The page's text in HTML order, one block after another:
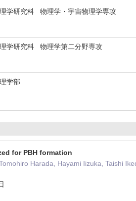
学研究科 物理学・宇宙物理学専攻
学研究科 物理学第二分野専攻
学部
for PBH formation
Harada, Hayami Iizuka, Taishi